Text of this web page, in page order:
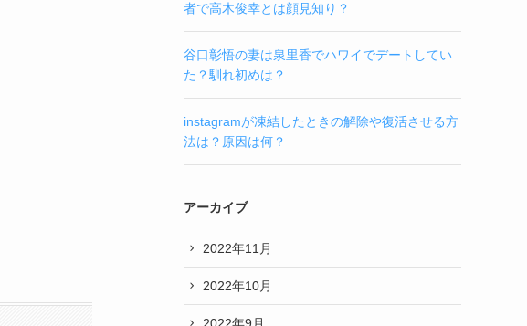
者で高木俊幸とは顔見知り？
谷口彰悟の妻は泉里香でハワイでデートしてい
た？馴れ初めは？
instagramが凍結したときの解除や復活させる方
法は？原因は何？
アーカイブ
2022年11月
2022年10月
2022年9月